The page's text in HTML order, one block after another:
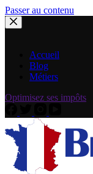
Passer au contenu
Accueil
Blog
Métiers
Optimisez ses impôts